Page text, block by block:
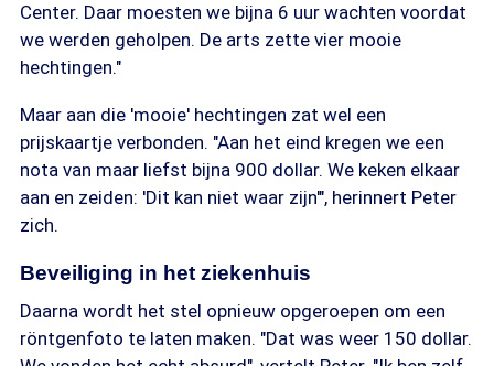
Center. Daar moesten we bijna 6 uur wachten voordat
we werden geholpen. De arts zette vier mooie
hechtingen."
Maar aan die 'mooie' hechtingen zat wel een
prijskaartje verbonden. "Aan het eind kregen we een
nota van maar liefst bijna 900 dollar. We keken elkaar
aan en zeiden: 'Dit kan niet waar zijn'", herinnert Peter
zich.
Beveiliging in het ziekenhuis
Daarna wordt het stel opnieuw opgeroepen om een
röntgenfoto te laten maken. "Dat was weer 150 dollar.